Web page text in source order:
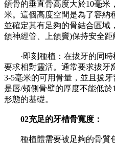
頜骨的垂直骨高度大於10毫米
米。這個高度空間是為了容納
並確定其有足夠的骨結合區域
頜神經管、上頜竇)保持安全距
·即刻種植：在拔牙的同時
要求相對靈活。通常要求拔牙
3-5毫米的可用骨量，並且拔
是唇/頰側骨壁的厚度不能低
形態的基礎。
02充足的牙槽骨寬度：
種植體需要被足夠的骨質